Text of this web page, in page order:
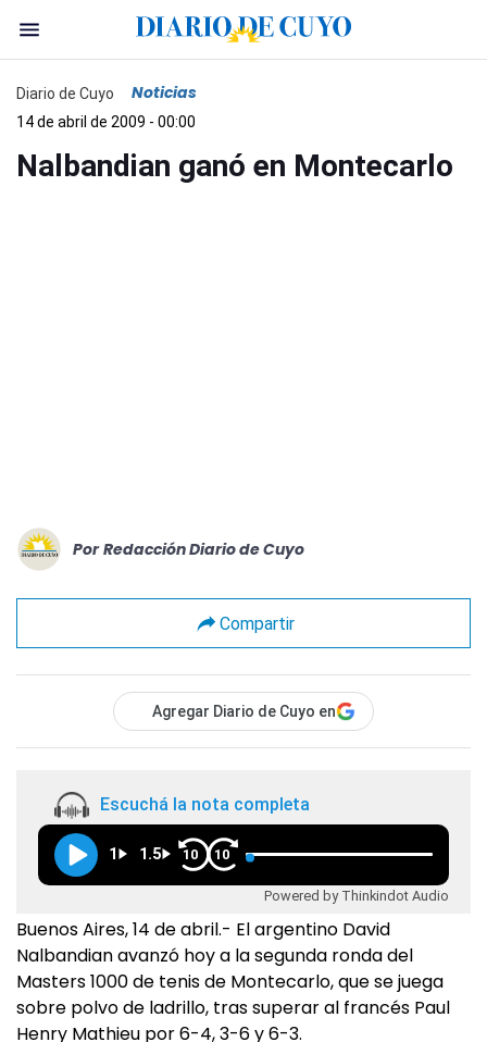
Diario de Cuyo Noticias
14 de abril de 2009 - 00:00
Nalbandian ganó en Montecarlo
Por Redacción Diario de Cuyo
Compartir
Agregar Diario de Cuyo en
Escuchá la nota completa
1 1.5 10 10
Powered by Thinkindot Audio
Buenos Aires, 14 de abril.- El argentino David
Nalbandian avanzó hoy a la segunda ronda del
Masters 1000 de tenis de Montecarlo, que se juega
sobre polvo de ladrillo, tras superar al francés Paul
Henry Mathieu por 6-4, 3-6 y 6-3.